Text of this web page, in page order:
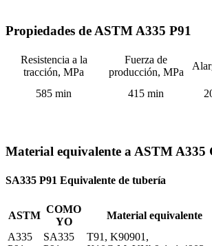
Propiedades de ASTM A335 P91
Resistencia a la
tracción, MPa
Fuerza de
producción, MPa
585 min
415 min
Material equivalente a ASTM A335
SA335 P91 Equivalente de tubería
ASTM
COMO
YO
Material equivalente
A335
SA335
T91, K90901,